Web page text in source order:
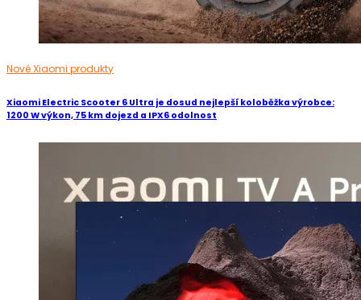
Nové Xiaomi produkty
Xiaomi Electric Scooter 6 Ultra je dosud nejlepší koloběžka výrobce:
1200 W výkon, 75 km dojezd a IPX6 odolnost